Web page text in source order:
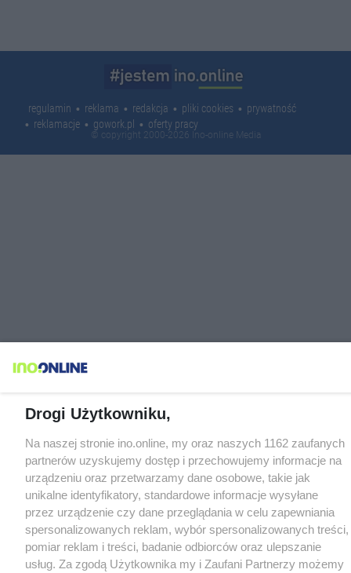
regulamin reklama redakcja pliki cookies
prywatność
reklamacje
gowork.pl oferty pracy
© copyright 2000-2026 Ino-online Media
Drogi Użytkowniku,
Na naszej stronie ino.online, my oraz naszych 1162 zaufanych
partnerów uzyskujemy dostęp i przechowujemy informacje na
urządzeniu oraz przetwarzamy dane osobowe, takie jak
unikalne identyfikatory, standardowe informacje wysyłane
przez urządzenie czy dane przeglądania w celu zapewniania
spersonalizowanych reklam, wybór spersonalizowanych treści,
pomiar reklam i treści, badanie odbiorców oraz ulepszanie
usług. Za zgodą Użytkownika my i Zaufani Partnerzy możemy